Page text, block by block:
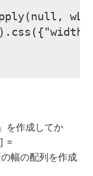
を作成してか
=
幅の配列を作成